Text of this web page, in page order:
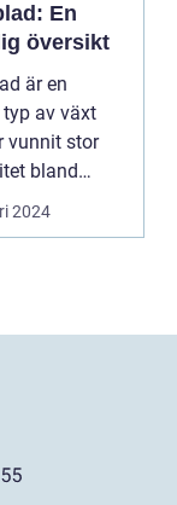
En
översikt
är en
av växt
vunnit stor
bland
2024